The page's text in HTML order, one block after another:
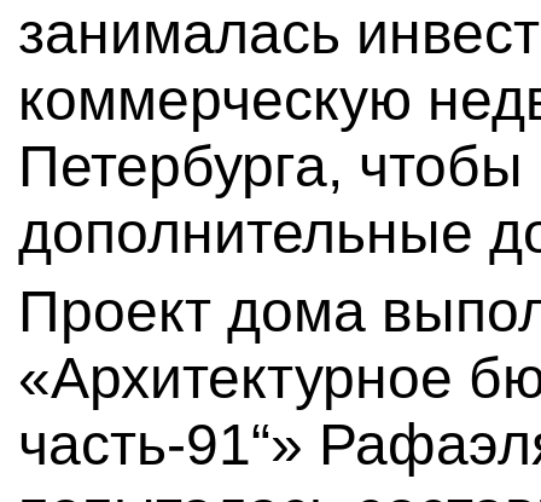
занималась
коммерческую
Петербурга, чтобы
дополнительные
Проект дома
«Архитектурное
часть-91“»